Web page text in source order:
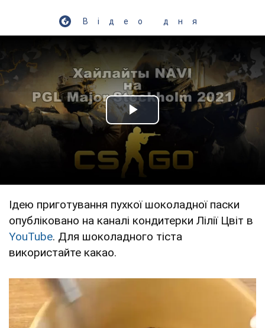
Відео дня
Play Video
Ідею приготування пухкої шоколадної паски
опубліковано на каналі кондитерки Лілії Цвіт в
YouTube. Для шоколадного тіста
використайте какао.